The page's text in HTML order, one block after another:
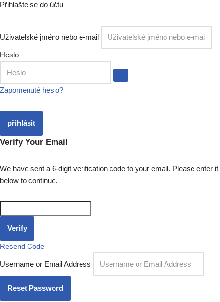
Přihlašte se do účtu
Uživatelské jméno nebo e-mail
Heslo
Zapomenuté heslo?
přihlásit
Verify Your Email
We have sent a 6-digit verification code to your email. Please enter it
below to continue.
Verify
Resend Code
Username or Email Address
Reset Password